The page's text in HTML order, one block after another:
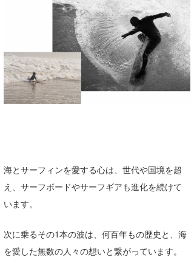
海とサーフィンを愛する心は、世代や国境を超
え、サーフボードやサーフギアも進化を続けて
います。
次に乗るその1本の波は、何百年もの歴史と、海
を愛した無数の人々の想いと繋がっています。